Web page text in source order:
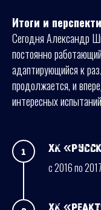
Итоги и
Сегодня Александр
постоянно
адаптирующийся к
продолжается, и
интересных
ХК
с 2016 по